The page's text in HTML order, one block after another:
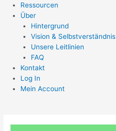
Ressourcen
Über
Hintergrund
Vision & Selbstverständnis
Unsere Leitlinien
FAQ
Kontakt
Log In
Mein Account